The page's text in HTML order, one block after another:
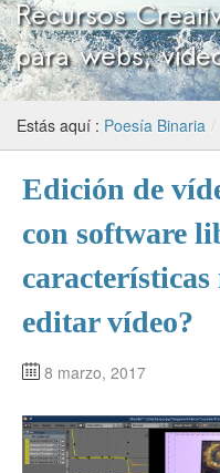
Estás aquí : Poesía Binaria /
Edición de
con software
características
editar vídeo?
8 marzo, 2017